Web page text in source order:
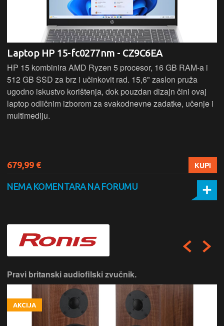
Laptop HP 15-fc0277nm - CZ9C6EA
HP 15 kombinira AMD Ryzen 5 procesor, 16 GB RAM-a i
512 GB SSD za brz i učinkovit rad. 15,6" zaslon pruža
ugodno iskustvo korištenja, dok pouzdan dizajn čini ovaj
laptop odličnim izborom za svakodnevne zadatke, učenje i
multimediju.
679,99 € KUPI
NEMA KOMENTARA NA FORUMU
Pravi britanski audiofilski zvučnik.
AKCIJA